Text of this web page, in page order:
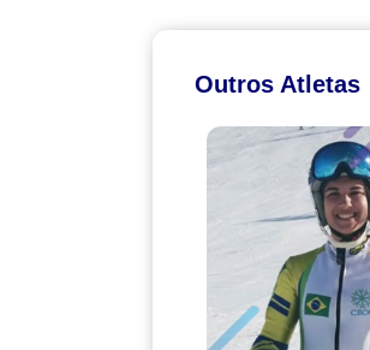
Outros Atletas